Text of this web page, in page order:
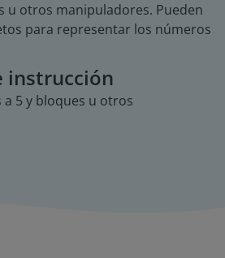
u otros manipuladores. Pueden
para representar los números
instrucción
5 y bloques u otros